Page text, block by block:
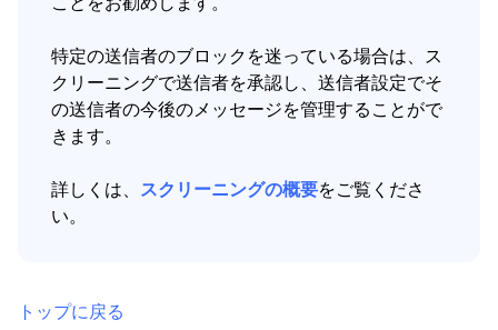
特定の送信者のブロックを迷っている場合は、ス
クリーニングで送信者を承認し、送信者設定でそ
の送信者の今後のメッセージを管理することがで
きます。
詳しくは、 スクリーニングの概要をご覧くださ
い。
トップに戻る